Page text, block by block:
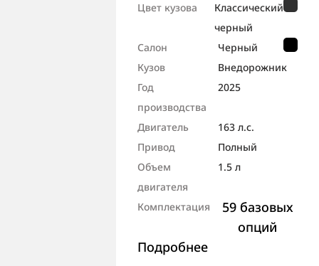
Цвет кузова
Классический
черный
Салон
Черный
Кузов
Внедорож­ник
Год
производства
2025
Двигатель
163 л.с.
Привод
Полный
Объем
двигателя
1.5 л
Комплектация
59 базовых
опций
Подробнее